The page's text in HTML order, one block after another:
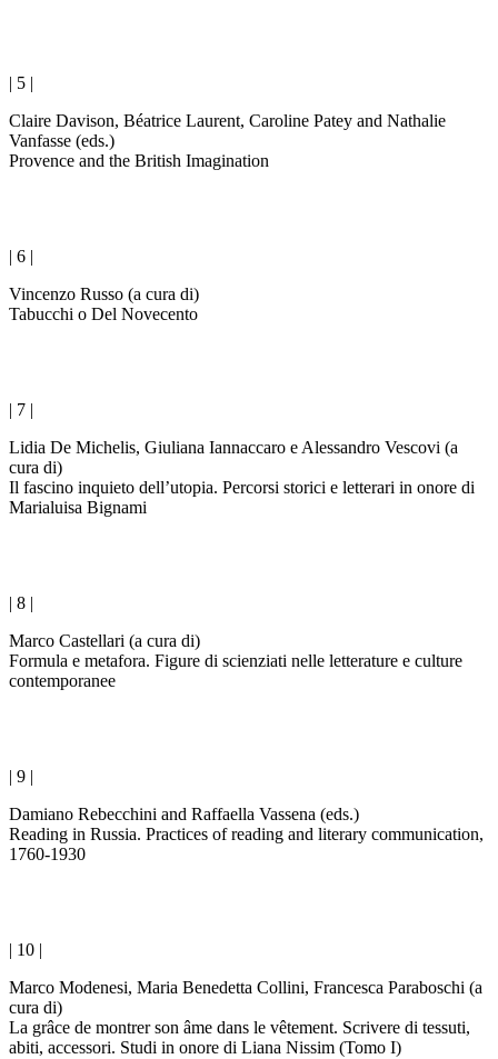
| 5 |
Claire Davison, Béatrice Laurent, Caroline Patey and Nathalie
Vanfasse (eds.)
Provence and the British Imagination
| 6 |
Vincenzo Russo (a cura di)
Tabucchi o Del Novecento
| 7 |
Lidia De Michelis, Giuliana Iannaccaro e Alessandro Vescovi (a
cura di)
Il fascino inquieto dell’utopia. Percorsi storici e letterari in onore di
Marialuisa Bignami
| 8 |
Marco Castellari (a cura di)
Formula e metafora. Figure di scienziati nelle letterature e culture
contemporanee
| 9 |
Damiano Rebecchini and Raffaella Vassena (eds.)
Reading in Russia. Practices of reading and literary communication,
1760-1930
| 10 |
Marco Modenesi, Maria Benedetta Collini, Francesca Paraboschi (a
cura di)
La grâce de montrer son âme dans le vêtement. Scrivere di tessuti,
abiti, accessori. Studi in onore di Liana Nissim (Tomo I)